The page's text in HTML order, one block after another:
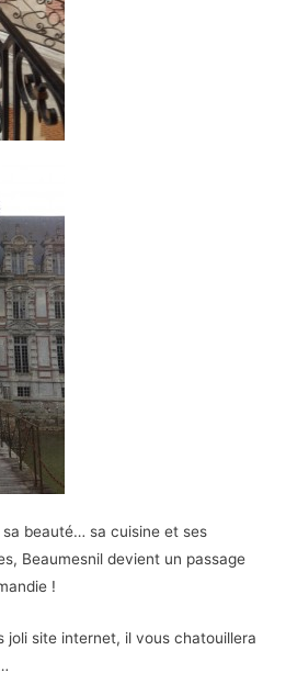
beauté… sa cuisine et ses
Beaumesnil devient un passage
!
joli site internet, il vous chatouillera